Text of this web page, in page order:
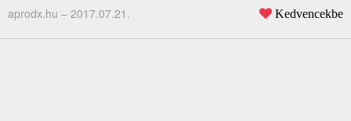
aprodx.hu – 2017.07.21. Kedvencekbe